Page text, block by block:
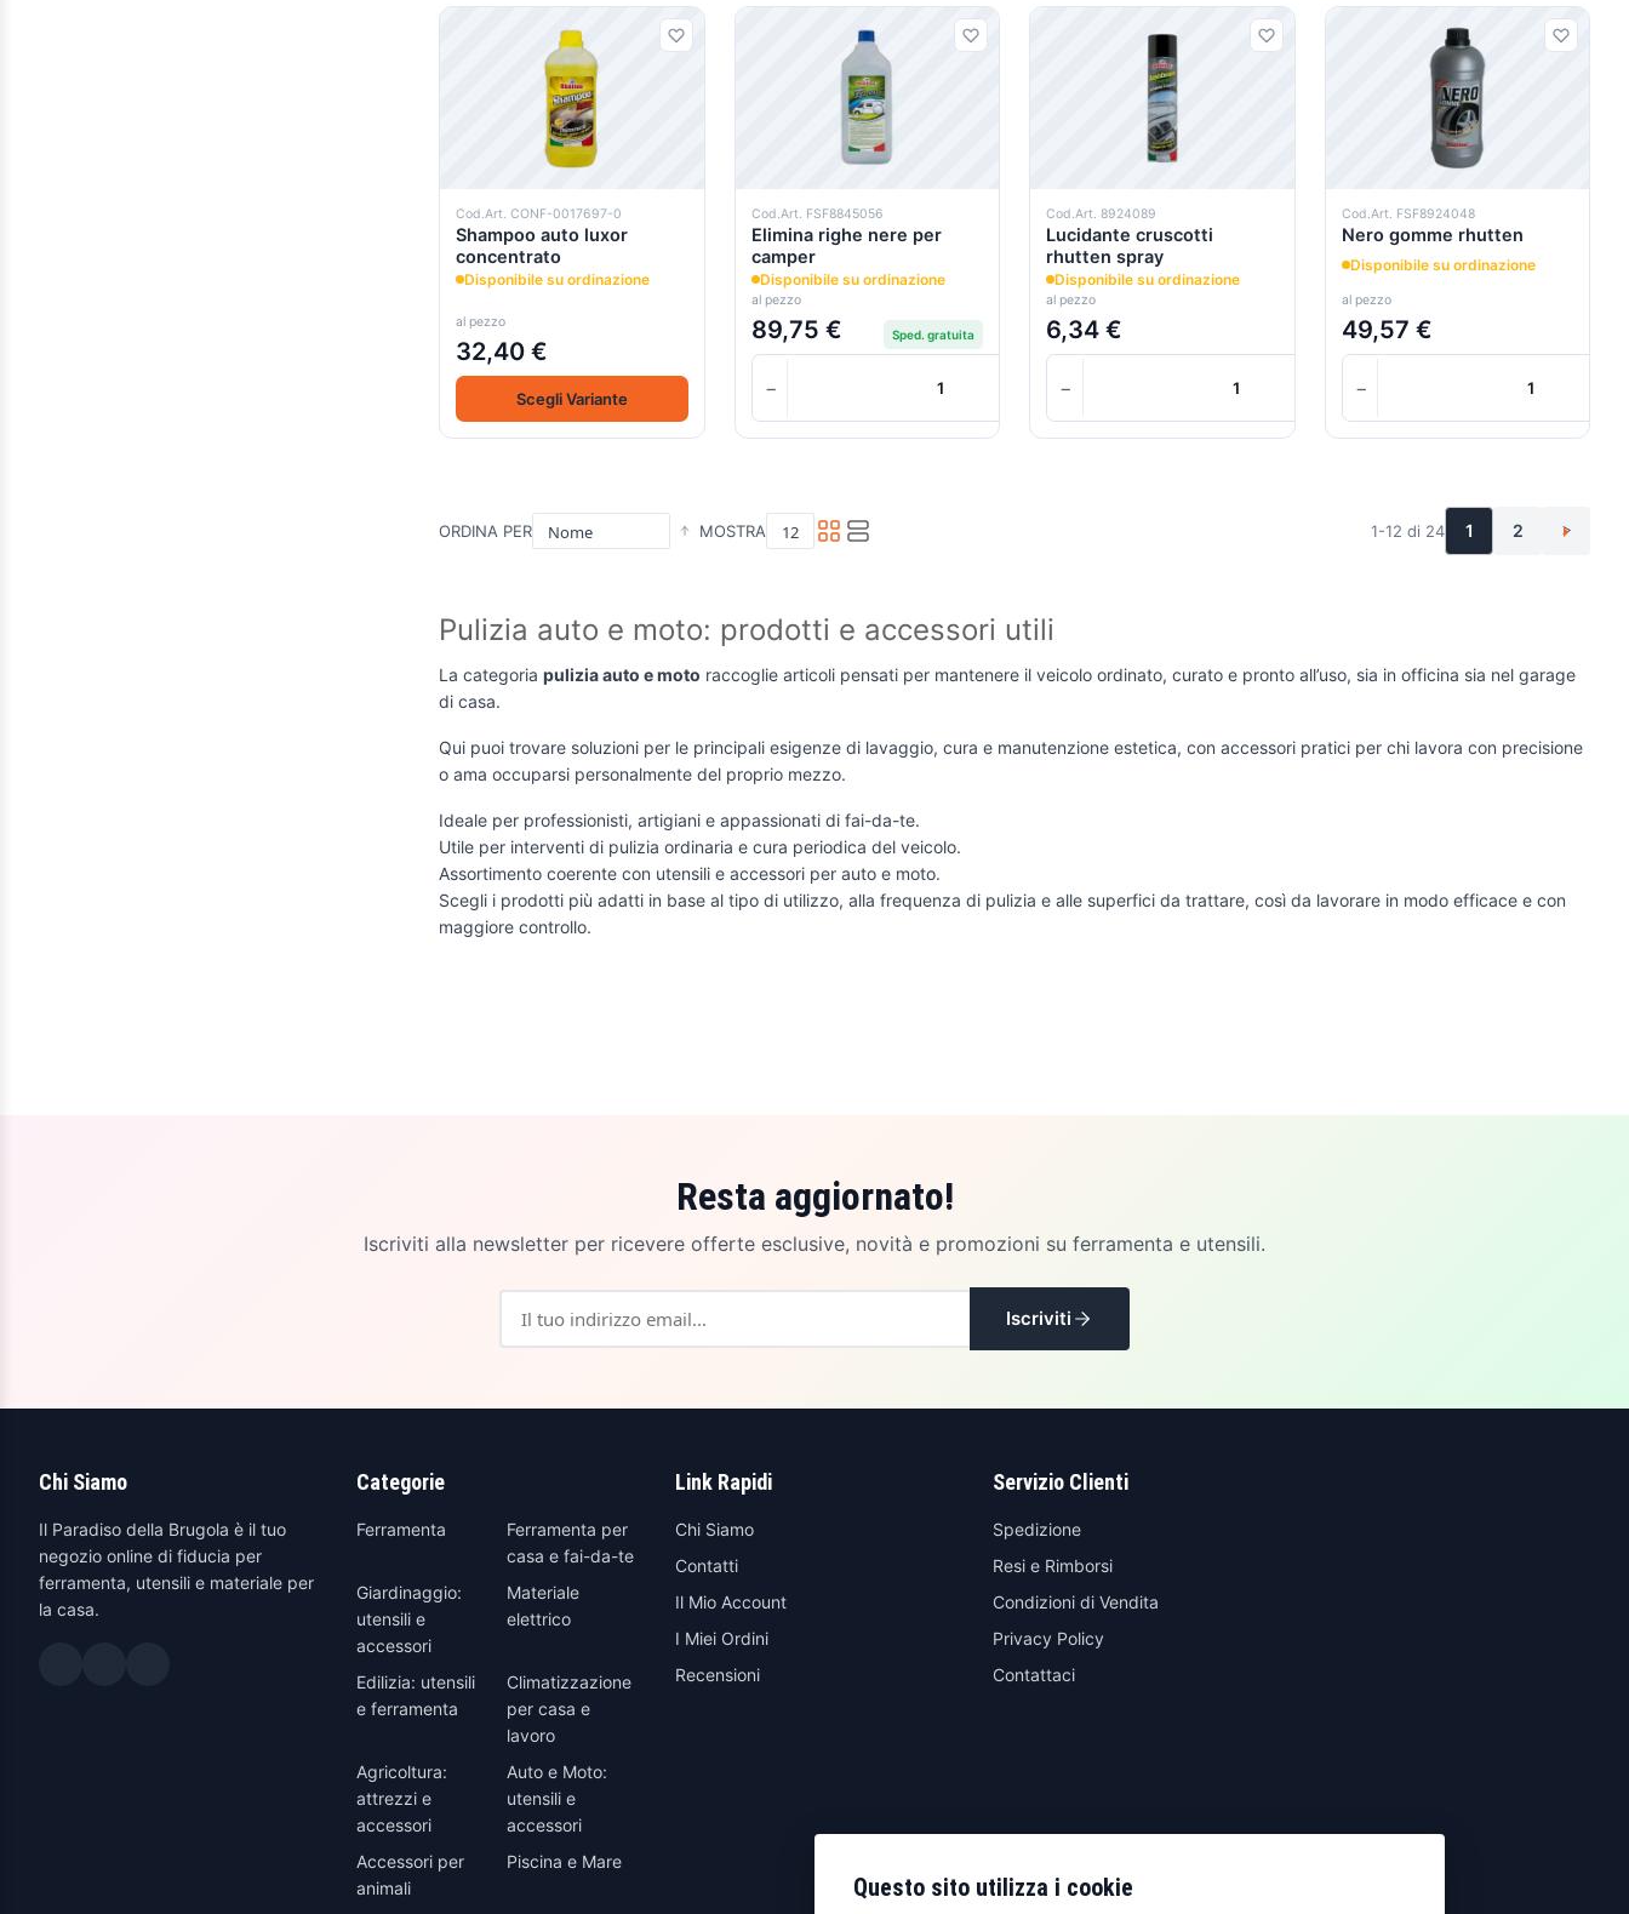
Cod.Art. CONF-0017697-0
Shampoo auto luxor
concentrato
Disponibile su ordinazione
al pezzo
32,40 €
Scegli Variante
Cod.Art. FSF8845056
Elimina righe nere per
camper
Disponibile su ordinazione
al pezzo
89,75 € Sped. gratuita
−
Cod.Art. 8924089
Lucidante cruscotti
rhutten spray
Disponibile su ordinazione
al pezzo
6,34 €
−
Cod.Art. FSF8924048
Nero gomme rhutten
Disponibile su ordinazione
al pezzo
49,57 €
−
ORDINA PER MOSTRA 1-12 di 24 1 2 >
Pulizia auto e moto: prodotti e accessori utili
La categoria pulizia auto e moto raccoglie articoli pensati per mantenere il veicolo ordinato, curato e pronto all’uso, sia in officina sia nel garage
di casa.
Qui puoi trovare soluzioni per le principali esigenze di lavaggio, cura e manutenzione estetica, con accessori pratici per chi lavora con precisione
o ama occuparsi personalmente del proprio mezzo.
Ideale per professionisti, artigiani e appassionati di fai-da-te.
Utile per interventi di pulizia ordinaria e cura periodica del veicolo.
Assortimento coerente con utensili e accessori per auto e moto.
Scegli i prodotti più adatti in base al tipo di utilizzo, alla frequenza di pulizia e alle superfici da trattare, così da lavorare in modo efficace e con
maggiore controllo.
Resta aggiornato!
Iscriviti alla newsletter per ricevere offerte esclusive, novità e promozioni su ferramenta e utensili.
Iscriviti
Chi Siamo
Il Paradiso della Brugola è il tuo
negozio online di fiducia per
ferramenta, utensili e materiale per
la casa.
Categorie
Ferramenta
Ferramenta per
casa e fai-da-te
Giardinaggio:
utensili e
accessori
Materiale
elettrico
Edilizia: utensili
e ferramenta
Climatizzazione
per casa e
lavoro
Agricoltura:
attrezzi e
accessori
Auto e Moto:
utensili e
accessori
Accessori per
animali
Piscina e Mare
Link Rapidi
Chi Siamo
Contatti
Il Mio Account
I Miei Ordini
Recensioni
Servizio Clienti
Spedizione
Resi e Rimborsi
Condizioni di Vendita
Privacy Policy
Contattaci
Questo sito utilizza i cookie